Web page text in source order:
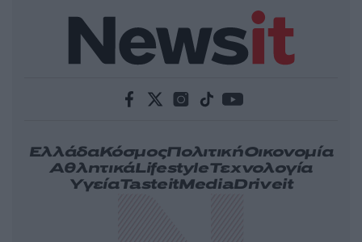
ΕλλάδαΚόσμοςΠολιτικήΟικονομία
ΑθλητικάLifestyleΤεχνολογία
ΥγείαTasteitMediaDriveit